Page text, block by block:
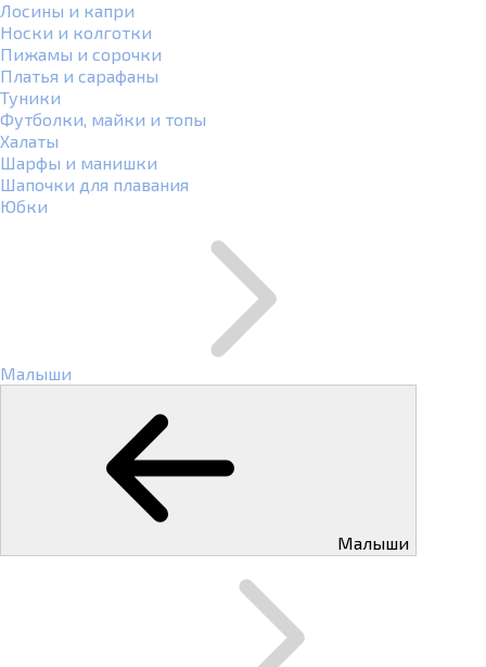
Лосины и капри
Носки и колготки
Пижамы и сорочки
Платья и сарафаны
Туники
Футболки, майки и топы
Халаты
Шарфы и манишки
Шапочки для плавания
Юбки
Малыши
Малыши